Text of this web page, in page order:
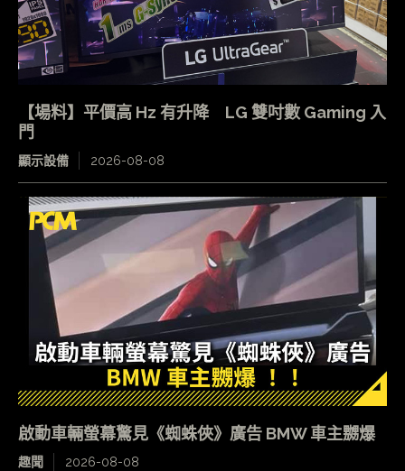
【場料】平價高 Hz 有升降 LG 雙吋數 Gaming 入
門
顯示設備 2026-08-08
啟動車輛螢幕驚見《蜘蛛俠》廣告 BMW 車主嬲爆
趣聞 2026-08-08